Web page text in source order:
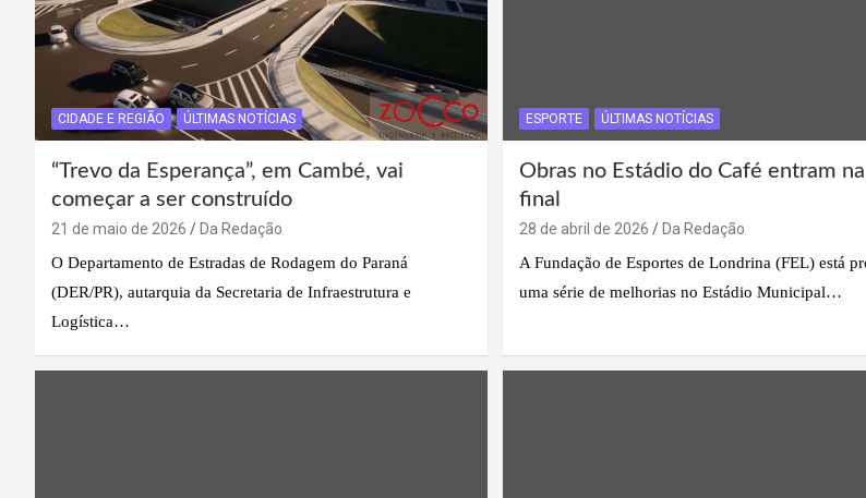
CIDADE E REGIÃO ÚLTIMAS NOTÍCIAS
“Trevo da Esperança”, em Cambé, vai
começar a ser construído
21 de maio de 2026
Da Redação
O Departamento de Estradas de Rodagem do Paraná
(DER/PR), autarquia da Secretaria de Infraestrutura e
Logística…
ESPORTE ÚLTIMAS NOTÍCIAS
Obras no Estádio do Café entram
final
28 de abril de 2026
Da Redação
A Fundação de Esportes de Londrina (FEL) está
uma série de melhorias no Estádio Municipal…